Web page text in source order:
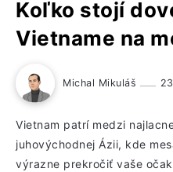
Koľko stojí
Vietname na
Michal Mikuláš
Vietnam patrí medzi
juhovýchodnej Ázii, kde
výrazne prekročiť vaše